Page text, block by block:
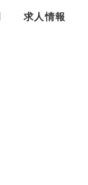
求人情報